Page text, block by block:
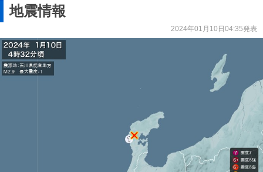
地震情報
2024年01月10日04:35発表